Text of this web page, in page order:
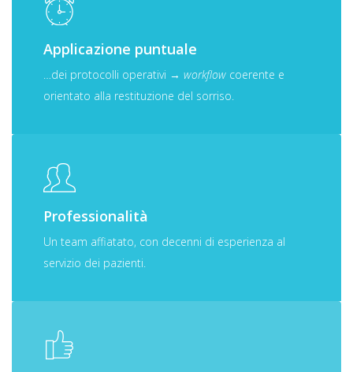
Applicazione puntuale
…dei protocolli operativi → workflow coerente e
orientato alla restituzione del sorriso.
Professionalità
Un team affiatato, con decenni di esperienza al
servizio dei pazienti.